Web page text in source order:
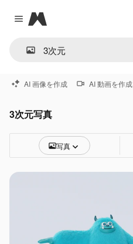
Close menu
Magnific
AI 画像を作成 AI 動画を作成
3次元写真
写真